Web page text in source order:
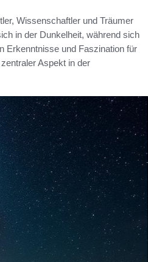
Wissenschaftler und Träumer
in der Dunkelheit, während sich
Erkenntnisse und Faszination für
Aspekt in der